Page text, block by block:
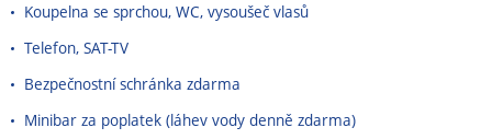
Koupelna se sprchou, WC, vysoušeč vlasů
Telefon, SAT-TV
Bezpečnostní schránka zdarma
Minibar za poplatek (láhev vody denně zdarma)